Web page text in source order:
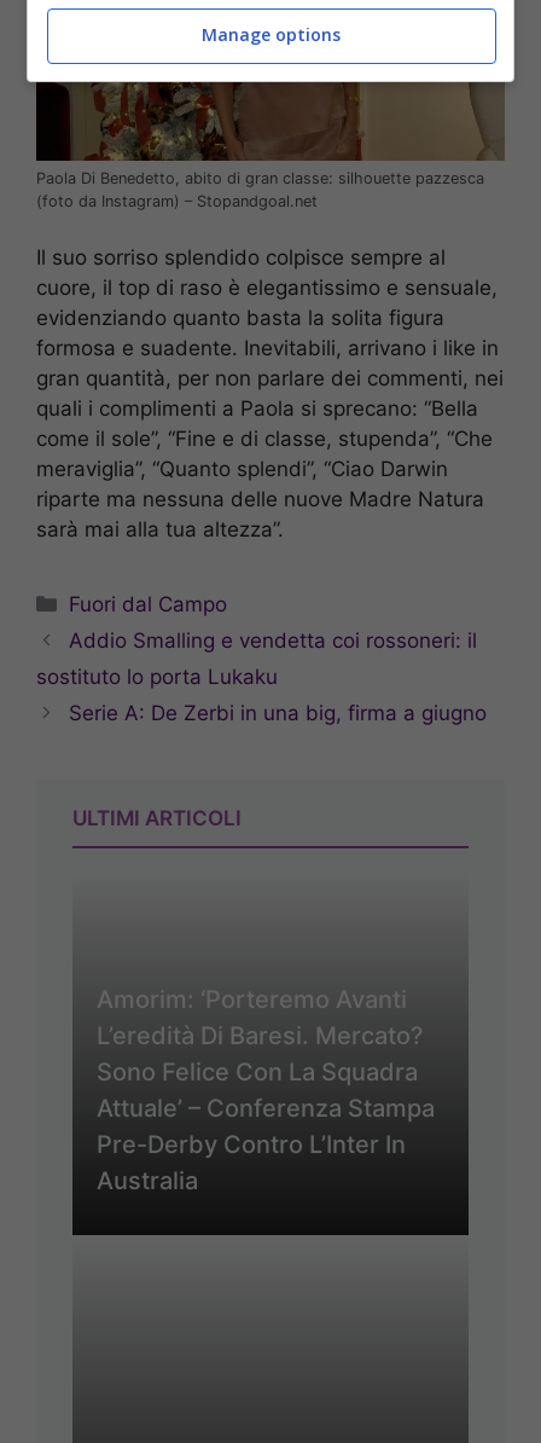
Paola Di Benedetto, abito di gran classe: silhouette pazzesca
(foto da Instagram) – Stopandgoal.net
Il suo sorriso splendido colpisce sempre al
cuore, il top di raso è elegantissimo e sensuale,
evidenziando quanto basta la solita figura
formosa e suadente. Inevitabili, arrivano i like in
gran quantità, per non parlare dei commenti, nei
quali i complimenti a Paola si sprecano: “Bella
come il sole”, “Fine e di classe, stupenda”, “Che
meraviglia”, “Quanto splendi”, “Ciao Darwin
riparte ma nessuna delle nuove Madre Natura
sarà mai alla tua altezza”.
Categorie
Fuori dal Campo
Addio Smalling e vendetta coi rossoneri: il
sostituto lo porta Lukaku
Serie A: De Zerbi in una big, firma a giugno
ULTIMI ARTICOLI
Amorim: ‘Porteremo Avanti
L’eredità Di Baresi. Mercato?
Sono Felice Con La Squadra
Attuale’ – Conferenza Stampa
Pre-Derby Contro L’Inter In
Australia
Manage options